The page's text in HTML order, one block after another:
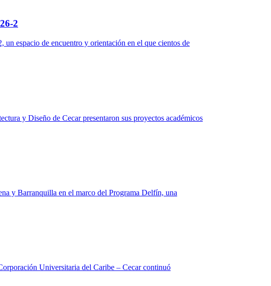
2
espacio de encuentro y orientación en el que cientos de
y Diseño de Cecar presentaron sus proyectos académicos
y Barranquilla en el marco del Programa Delfín, una
Universitaria del Caribe – Cecar continuó